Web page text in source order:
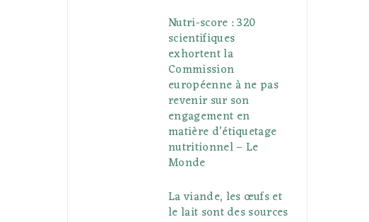
Nutri-score : 320
scientifiques
exhortent la
Commission
européenne à ne pas
revenir sur son
engagement en
matière d’étiquetage
nutritionnel – Le
Monde
La viande, les œufs et
le lait sont des sources